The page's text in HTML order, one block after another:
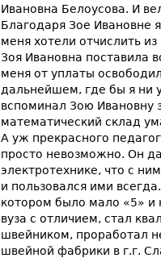
Ивановна Белоусова. И
Благодаря Зое Ивановне
меня хотели отчислить
Зоя Ивановна поставила
меня от уплаты
дальнейшем, где бы я ни
вспоминал Зою Ивановну
математический склад
А уж прекрасного
просто невозможно. Он
электротехнике, что с
и пользовался ими
котором было мало «5» и
вуза с отличием, стал
швейником, проработал
швейной фабрики в г.г.